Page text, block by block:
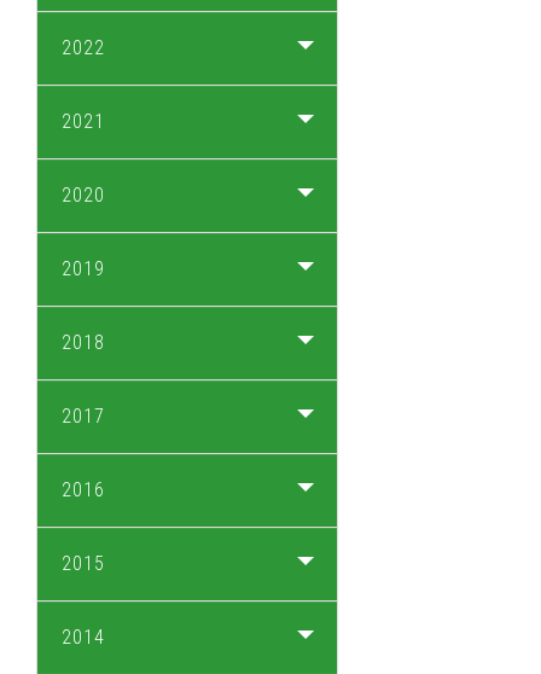
2022
2021
2020
2019
2018
2017
2016
2015
2014